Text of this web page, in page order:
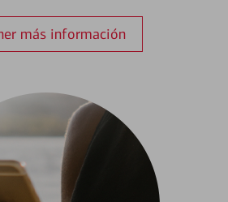
más información